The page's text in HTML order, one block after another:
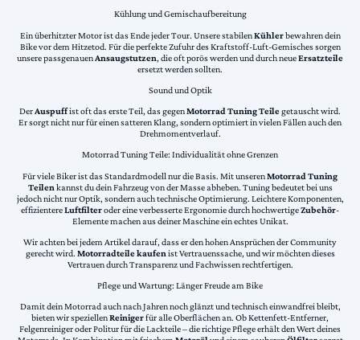
Kühlung und Gemischaufbereitung
Ein überhitzter Motor ist das Ende jeder Tour. Unsere stabilenKühlerbewahren dein
Bike vor dem Hitzetod. Für die perfekte Zufuhr des Kraftstoff-Luft-Gemisches sorgen
unsere passgenauenAnsaugstutzen, die oft porös werden und durch neueErsatzteile
ersetzt werden sollten.
Sound und Optik
DerAuspuffist oft das erste Teil, das gegenMotorrad Tuning Teilegetauscht wird.
Er sorgt nicht nur für einen satteren Klang, sondern optimiert in vielen Fällen auch den
Drehmomentverlauf.
Motorrad Tuning Teile: Individualität ohne Grenzen
Für viele Biker ist das Standardmodell nur die Basis. Mit unserenMotorrad Tuning
Teilen kannst du dein Fahrzeug von der Masse abheben. Tuning bedeutet bei uns
jedoch nicht nur Optik, sondern auch technische Optimierung. Leichtere Komponenten,
effizientereLuftfilteroder eine verbesserte Ergonomie durch hochwertigeZubehör-
Elemente machen aus deiner Maschine ein echtes Unikat.
Wir achten bei jedem Artikel darauf, dass er den hohen Ansprüchen der Community
gerecht wird. Motorradteile kaufen ist Vertrauenssache, und wir möchten dieses
Vertrauen durch Transparenz und Fachwissen rechtfertigen.
Pflege und Wartung: Länger Freude am Bike
Damit dein Motorrad auch nach Jahren noch glänzt und technisch einwandfrei bleibt,
bieten wir speziellenReinigerfür alle Oberflächen an. Ob Kettenfett-Entferner,
Felgenreiniger oder Politur für die Lackteile – die richtige Pflege erhält den Wert deines